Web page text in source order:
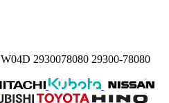
2930078080 29300-78080